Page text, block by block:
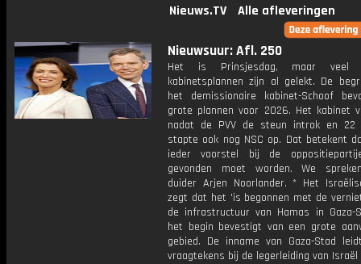
Nieuws.TV
Alle afleveringen
Nieuwsuur: Afl. 250
Het is Prinsjesdag, maar veel
kabinetsplannen zijn al gelekt. De
het demissionaire kabinet-Schoof
grote plannen voor 2026. Het kabinet
nadat de PVV de steun introk en 22
stapte ook nog NSC op. Dat betekent
ieder voorstel bij de
gevonden moet worden. We
duider Arjen Noorlander. * Het
zegt dat het 'is begonnen met de
de infrastructuur van Hamas in Gaza-
het begin bevestigt van een grote
gebied. De inname van Gaza-Stad
vraagtekens bij de legerleiding van Israël